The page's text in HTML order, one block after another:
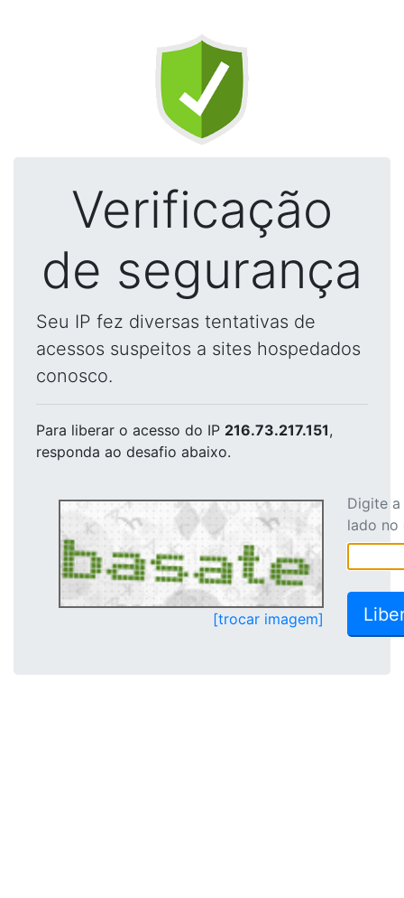
Verificação
de segurança
Seu IP fez diversas tentativas de
acessos suspeitos a sites hospedados
conosco.
Para liberar o acesso do IP 216.73.217.151,
responda ao desafio abaixo.
[trocar imagem]
Digite
lado no